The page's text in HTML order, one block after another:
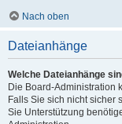
Nach oben
Dateianhänge
Welche Dateianhänge
Die Board-Administration
Falls Sie sich nicht sicher
Sie Unterstützung